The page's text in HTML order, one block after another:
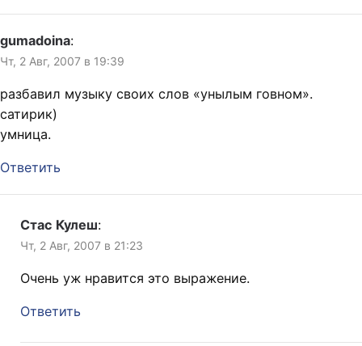
gumadoina:
Чт, 2 Авг, 2007 в 19:39
разбавил музыку своих слов «унылым говном».
сатирик)
умница.
Ответить
Стас Кулеш:
Чт, 2 Авг, 2007 в 21:23
Очень уж нравится это выражение.
Ответить